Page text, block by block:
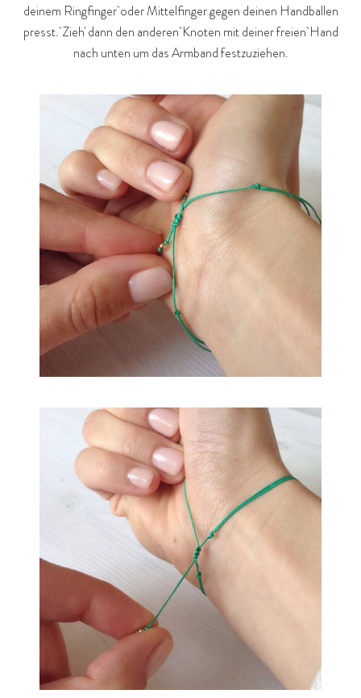
deinem Ringfinger oder Mittelfinger gegen deinen Handballen
presst. Zieh' dann den anderen Knoten mit deiner freien Hand
nach unten um das Armband festzuziehen.